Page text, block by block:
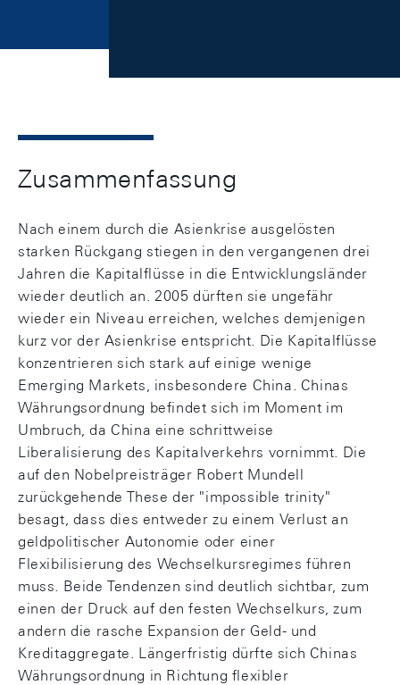
Zusammenfassung
Nach einem durch die Asienkrise ausgelösten
starken Rückgang stiegen in den vergangenen drei
Jahren die Kapitalflüsse in die Entwicklungsländer
wieder deutlich an. 2005 dürften sie ungefähr
wieder ein Niveau erreichen, welches demjenigen
kurz vor der Asienkrise entspricht. Die Kapitalflüsse
konzentrieren sich stark auf einige wenige
Emerging Markets, insbesondere China. Chinas
Währungsordnung befindet sich im Moment im
Umbruch, da China eine schrittweise
Liberalisierung des Kapitalverkehrs vornimmt. Die
auf den Nobelpreisträger Robert Mundell
zurückgehende These der "impossible trinity"
besagt, dass dies entweder zu einem Verlust an
geldpolitischer Autonomie oder einer
Flexibilisierung des Wechselkursregimes führen
muss. Beide Tendenzen sind deutlich sichtbar, zum
einen der Druck auf den festen Wechselkurs, zum
andern die rasche Expansion der Geld- und
Kreditaggregate. Längerfristig dürfte sich Chinas
Währungsordnung in Richtung flexibler